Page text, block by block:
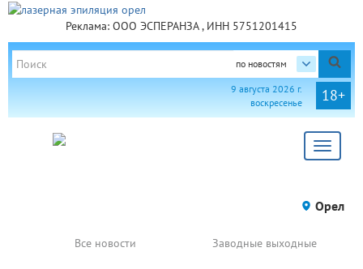
Реклама: ООО ЭСПЕРАНЗА , ИНН 5751201415
по новостям
18+
9 августа 2026 г.
воскресенье
Toggle
Орел
Все новости Заводные выходные